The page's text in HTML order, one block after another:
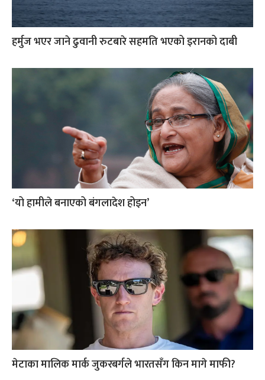
हर्मुज भएर जाने ढुवानी रुटबारे सहमति भएको इरानको दाबी
‘यो हामीले बनाएको बंगलादेश होइन’
मेटाका मालिक मार्क जुकरबर्गले भारतसँग किन मागे माफी?